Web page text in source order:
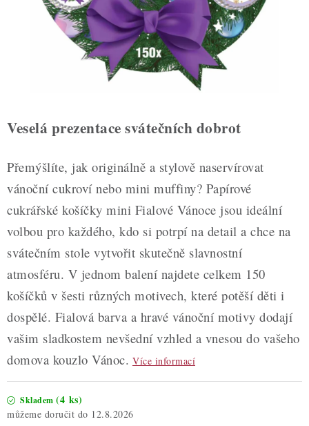
TÉMATICKÉ PRODUKTY
PROFI BALENÍ
Hodnocení obchodu
Blog
Moje objednávka
Veselá prezentace svátečních dobrot
Přemýšlíte, jak originálně a stylově naservírovat
vánoční cukroví nebo mini muffiny? Papírové
cukrářské košíčky mini Fialové Vánoce jsou ideální
volbou pro každého, kdo si potrpí na detail a chce na
svátečním stole vytvořit skutečně slavnostní
atmosféru. V jednom balení najdete celkem 150
košíčků v šesti různých motivech, které potěší děti i
dospělé. Fialová barva a hravé vánoční motivy dodají
vašim sladkostem nevšední vzhled a vnesou do vašeho
domova kouzlo Vánoc. Více informací
Skladem (4 ks)
12.8.2026